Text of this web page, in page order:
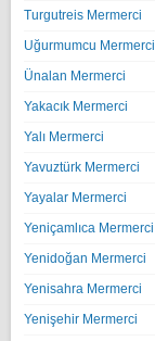
Turgutreis Mermerci
Uğurmumcu Mermerci
Ünalan Mermerci
Yakacık Mermerci
Yalı Mermerci
Yavuztürk Mermerci
Yayalar Mermerci
Yeniçamlıca Mermerci
Yenidoğan Mermerci
Yenisahra Mermerci
Yenişehir Mermerci